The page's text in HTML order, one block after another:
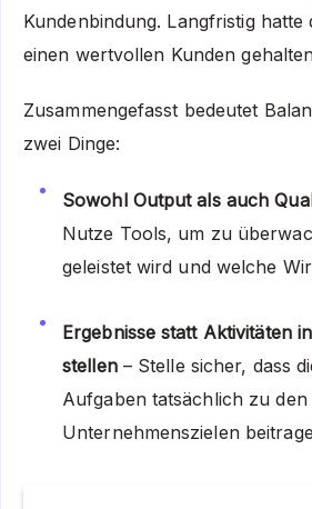
Kundenbindung. Langfristig hatte
einen wertvollen Kunden
Zusammengefasst bedeutet
zwei Dinge:
Sowohl Output als auch
Nutze Tools, um zu
geleistet wird und welche
Ergebnisse statt Aktivitäten
stellen– Stelle sicher, dass
Aufgaben tatsächlich zu den
Unternehmenszielen